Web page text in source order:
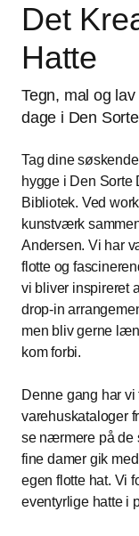
Det
Hatte
Tegn, mal og
dage i Den
Tag dine
hygge i Den
Bibliotek. Ved
kunstværk
Andersen. Vi har
flotte og
vi bliver inspireret
drop-in
men bliv gerne
kom forbi.
Denne gang har
varehuskataloger
se nærmere på de
fine damer gik
egen flotte hat. Vi
eventyrlige hatte i